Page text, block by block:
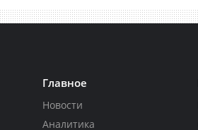
Главное
Новости
Аналитика